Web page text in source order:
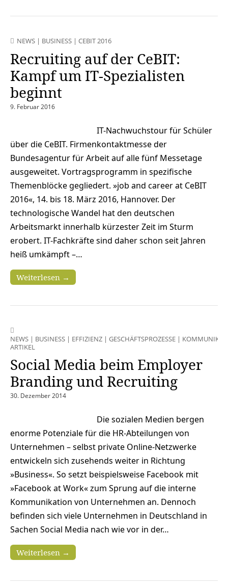
NEWS | BUSINESS | CEBIT 2016
Recruiting auf der CeBIT:
Kampf um IT-Spezialisten
beginnt
9. Februar 2016
IT-Nachwuchstour für Schüler
über die CeBIT. Firmenkontaktmesse der
Bundesagentur für Arbeit auf alle fünf Messetage
ausgeweitet. Vortragsprogramm in spezifische
Themenblöcke gegliedert. »job and career at CeBIT
2016«, 14. bis 18. März 2016, Hannover. Der
technologische Wandel hat den deutschen
Arbeitsmarkt innerhalb kürzester Zeit im Sturm
erobert. IT-Fachkräfte sind daher schon seit Jahren
heiß umkämpft –…
Weiterlesen →
NEWS | BUSINESS | EFFIZIENZ | GESCHÄFTSPROZESSE |
ARTIKEL
Social Media beim Employer
Branding und Recruiting
30. Dezember 2014
Die sozialen Medien bergen
enorme Potenziale für die HR-Abteilungen von
Unternehmen – selbst private Online-Netzwerke
entwickeln sich zusehends weiter in Richtung
»Business«. So setzt beispielsweise Facebook mit
»Facebook at Work« zum Sprung auf die interne
Kommunikation von Unternehmen an. Dennoch
befinden sich viele Unternehmen in Deutschland in
Sachen Social Media nach wie vor in der…
Weiterlesen →